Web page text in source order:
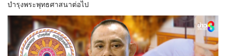
บำรุงพระพุทธศาสนาต่อไป